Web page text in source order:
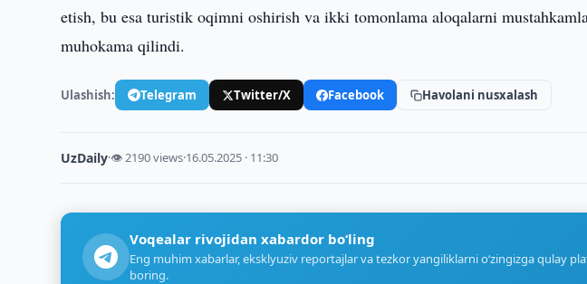
etish, bu esa turistik oqimni oshirish va ikki tomonlama aloqalarni
muhokama qilindi.
Ulashish: Telegram Twitter/X Facebook Havolani nusxalash
UzDaily·👁 2190 views·16.05.2025 · 11:30
Voqealar rivojidan xabardor bo‘ling
Eng muhim xabarlar, eksklyuziv reportajlar va tezkor yangiliklarni o‘zingizga qulay
boring.